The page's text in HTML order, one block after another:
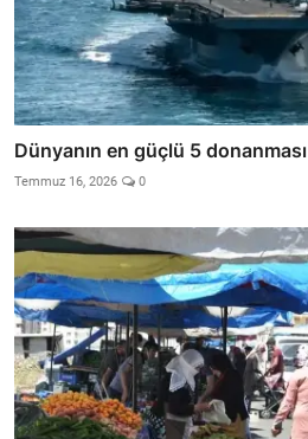
Dünyanın en güçlü 5 donanması
Temmuz 16, 2026 0